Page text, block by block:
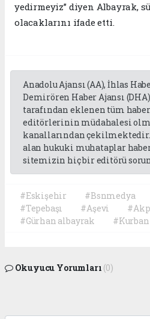
yedirmeyiz” diyen Albayrak,
olacaklarını ifade etti.
Anadolu Ajansı (AA), İhlas
Demirören Haber Ajansı
tarafından eklenen tüm
editörlerinin müdahalesi
kanallarından çekilmektedir.
alan hukuki muhataplar
sitemizin hiç bir editörü
#Eskişehir #Bsnmedya
#Tepebaşı
#Aşevi
#Gürhan albayrak
#Kurban
Okuyucu Yorumları (0)